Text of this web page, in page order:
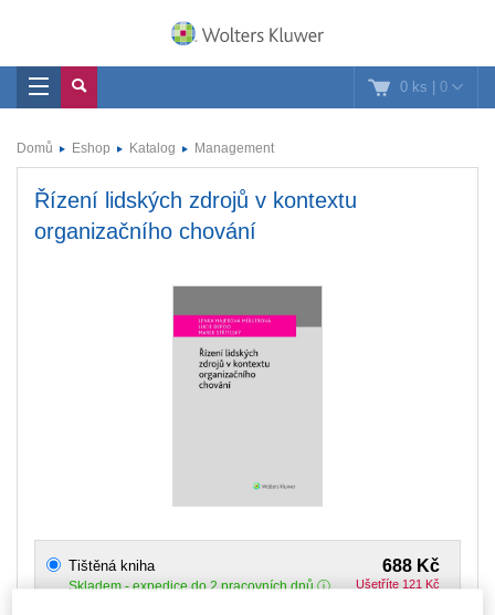
0 ks | 0
Domů Eshop Katalog Management
Řízení lidských zdrojů v kontextu
organizačního chování
688 Kč
Ušetříte 121 Kč
Tištěná kniha
Skladem- expedice do 2 pracovních dnů